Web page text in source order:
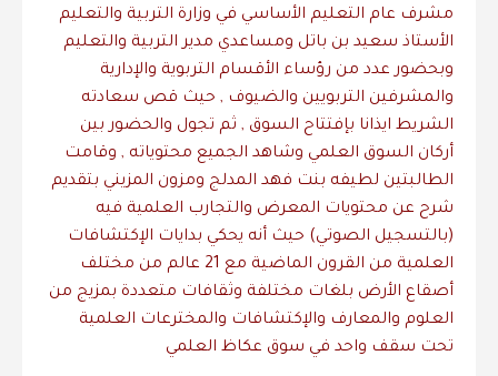
مشرف عام التعليم الأساسي في وزارة التربية والتعليم
الأستاذ سعيد بن باتل ومساعدي مدير التربية والتعليم
وبحضور عدد من رؤساء الأقسام التربوية والإدارية
والمشرفين التربويين والضيوف , حيث قص سعادته
الشريط ايذانا بإفتتاح السوق , ثم تجول والحضور بين
أركان السوق العلمي وشاهد الجميع محتوياته , وقامت
الطالبتين لطيفه بنت فهد المدلج ومزون المزيني بتقديم
شرح عن محتويات المعرض والتجارب العلمية فيه
(بالتسجيل الصوتي) حيث أنه يحكي بدايات الإكتشافات
العلمية من القرون الماضية مع 21 عالم من مختلف
أصقاع الأرض بلغات مختلفة وثقافات متعددة بمزيج من
العلوم والمعارف والإكتشافات والمخترعات العلمية
تحت سقف واحد في سوق عكاظ العلمي